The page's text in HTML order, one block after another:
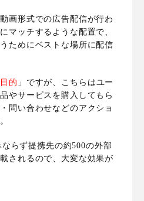
画形式での広告配信が行わ
マッチするような配置で、
ためにベストな場所に配信
的 」ですが、こちらはユー
やサービスを購入してもら
問い合わせなどのアクショ
らず提携先の約500の外部
されるので、大変な効果が